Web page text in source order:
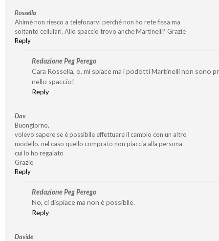
Rossella
Ahimè non riesco a telefonarvi perché non ho rete fissa ma
soltanto cellulari. Allo spaccio trovo anche Martinelli? Grazie
Reply
Redazione Peg Perego
Cara Rossella, o, mi spiace ma i podotti Martinelli non sono
nello spaccio!
Reply
Dav
Buongiorno,
volevo sapere se è possibile effettuare il cambio con un altro
modello, nel caso quello comprato non piaccia alla persona
cui lo ho regalato
Grazie
Reply
Redazione Peg Perego
No, ci dispiace ma non è possibile.
Reply
Davide